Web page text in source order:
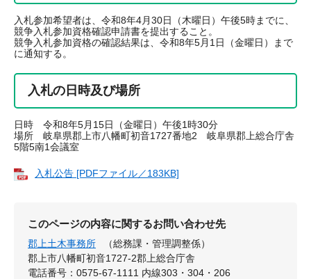
入札参加希望者は、令和8年4月30日（木曜日）午後5時までに、
競争入札参加資格確認申請書を提出すること。
競争入札参加資格の確認結果は、令和8年5月1日（金曜日）まで
に通知する。
入札の日時及び場所
日時 令和8年5月15日（金曜日）午後1時30分
場所 岐阜県郡上市八幡町初音1727番地2 岐阜県郡上総合庁舎
5階5南1会議室
入札公告 [PDFファイル／183KB]
このページの内容に関するお問い合わせ先
郡上土木事務所
（総務課・管理調整係）
郡上市八幡町初音1727-2郡上総合庁舎
電話番号：0575-67-1111 内線303・304・206